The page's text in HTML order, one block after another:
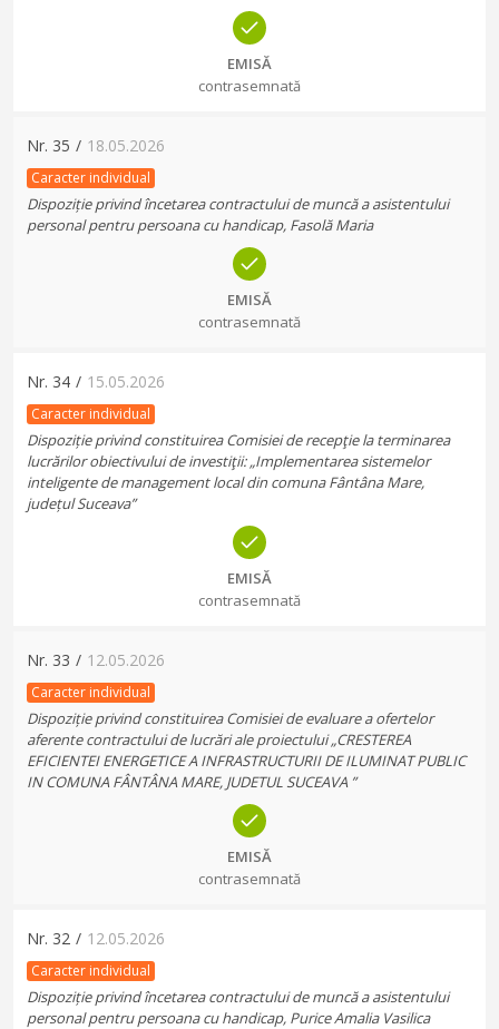
EMISĂ
contrasemnată
Nr. 35 / 18.05.2026
Caracter individual
Dispoziție privind încetarea contractului de muncă a asistentului
personal pentru persoana cu handicap, Fasolă Maria
EMISĂ
contrasemnată
Nr. 34 / 15.05.2026
Caracter individual
Dispoziție privind constituirea Comisiei de recepţie la terminarea
lucrărilor obiectivului de investiţii: „Implementarea sistemelor
inteligente de management local din comuna Fântâna Mare,
județul Suceava”
EMISĂ
contrasemnată
Nr. 33 / 12.05.2026
Caracter individual
Dispoziție privind constituirea Comisiei de evaluare a ofertelor
aferente contractului de lucrări ale proiectului „CRESTEREA
EFICIENTEI ENERGETICE A INFRASTRUCTURII DE ILUMINAT PUBLIC
IN COMUNA FÂNTÂNA MARE, JUDETUL SUCEAVA ”
EMISĂ
contrasemnată
Nr. 32 / 12.05.2026
Caracter individual
Dispoziție privind încetarea contractului de muncă a asistentului
personal pentru persoana cu handicap, Purice Amalia Vasilica